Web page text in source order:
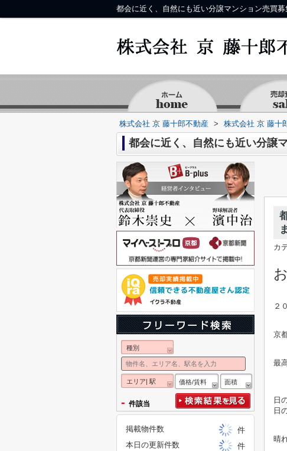
都会に近く、自然にも近い分譲マンション売買
株式会社 京 藤十郎不動産 > 株式会社 京 藤十
都会に近く、自然にも近い分譲
カ
２
京
最
日
日
晴
種別
エリア| 駅 価格/賃料 面積
- 件該当
掲載物件数
件
本日の更新件数
件